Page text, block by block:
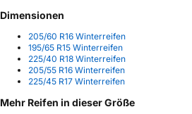
Dimensionen
205/60 R16 Winterreifen
195/65 R15 Winterreifen
225/40 R18 Winterreifen
205/55 R16 Winterreifen
225/45 R17 Winterreifen
Mehr Reifen in dieser Größe